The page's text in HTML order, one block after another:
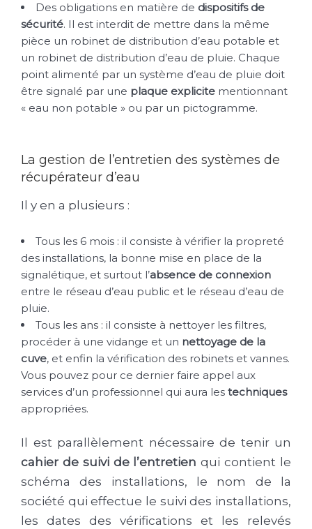
Des obligations en matière de dispositifs de
sécurité. Il est interdit de mettre dans la même
pièce un robinet de distribution d’eau potable et
un robinet de distribution d’eau de pluie. Chaque
point alimenté par un système d’eau de pluie doit
être signalé par une plaque explicite mentionnant
« eau non potable » ou par un pictogramme.
La gestion de l’entretien des systèmes de
récupérateur d’eau
Il y en a plusieurs :
Tous les 6 mois : il consiste à vérifier la propreté
des installations, la bonne mise en place de la
signalétique, et surtout l’absence de connexion
entre le réseau d’eau public et le réseau d’eau de
pluie.
Tous les ans : il consiste à nettoyer les filtres,
procéder à une vidange et un nettoyage de la
cuve, et enfin la vérification des robinets et vannes.
Vous pouvez pour ce dernier faire appel aux
services d’un professionnel qui aura les techniques
appropriées.
Il est parallèlement nécessaire de tenir un
cahier de suivi de l’entretienqui contient le
schéma des installations, le nom de la
société qui effectue le suivi des installations,
les dates des vérifications et les relevés